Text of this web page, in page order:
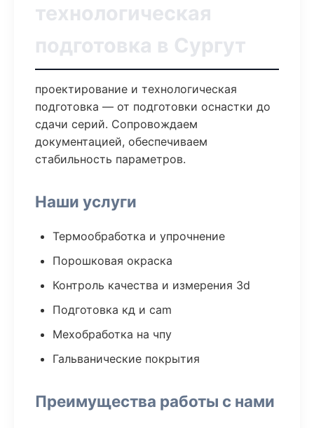
технологическая
подготовка в Сургут
проектирование и технологическая
подготовка — от подготовки оснастки до
сдачи серий. Сопровождаем
документацией, обеспечиваем
стабильность параметров.
Наши услуги
Термообработка и упрочнение
Порошковая окраска
Контроль качества и измерения 3d
Подготовка кд и cam
Мехобработка на чпу
Гальванические покрытия
Преимущества работы с нами